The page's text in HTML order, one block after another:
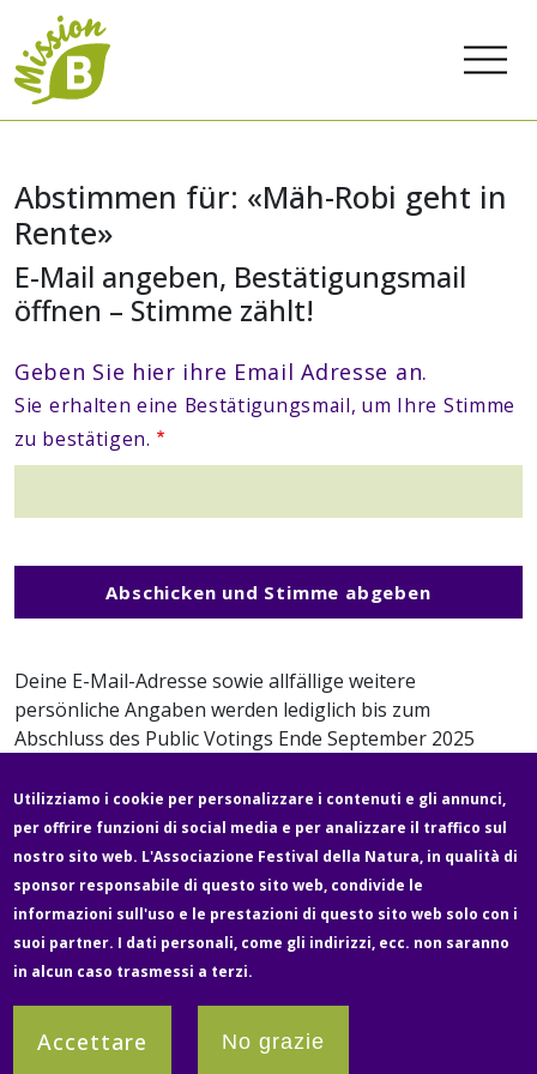
Abstimmen für: «Mäh-Robi geht in
Rente»
E-Mail angeben, Bestätigungsmail
öffnen – Stimme zählt!
Geben Sie hier ihre Email Adresse an.
Sie erhalten eine Bestätigungsmail, um Ihre Stimme
zu bestätigen.
Abschicken und Stimme abgeben
Deine E-Mail-Adresse sowie allfällige weitere
persönliche Angaben werden lediglich bis zum
Abschluss des Public Votings Ende September 2025
Abschluss des Wettbewerbs gelöscht. Mehr zum
Datenschutz.
Fußzeile
Newsletter Über uns Contatto Media
Legale e protezione dei dati Impressum
Partner
Utilizziamo i cookie per personalizzare i contenuti e gli annunci,
per offrire funzioni di social media e per analizzare il traffico sul
nostro sito web. L'Associazione Festival della Natura, in qualità di
sponsor responsabile di questo sito web, condivide le
informazioni sull'uso e le prestazioni di questo sito web solo con i
suoi partner. I dati personali, come gli indirizzi, ecc. non saranno
in alcun caso trasmessi a terzi.
Accettare No grazie